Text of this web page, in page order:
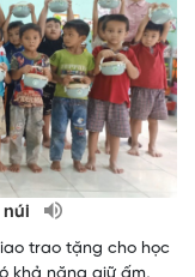
núi
trao tặng cho học